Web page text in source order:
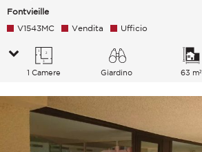
Fontvieille
V1543MC Vendita Ufficio
1 Camere Giardino 63 m²